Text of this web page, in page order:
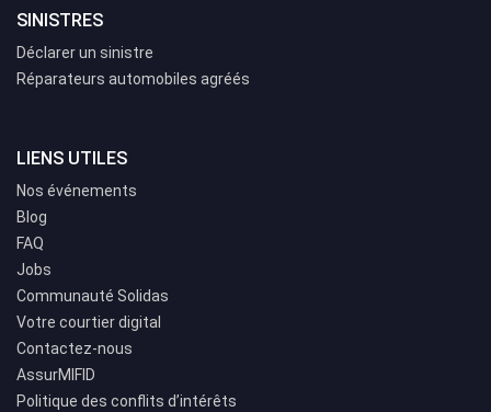
SINISTRES
Déclarer un sinistre
Réparateurs automobiles agréés
LIENS UTILES
Nos événements
Blog
FAQ
Jobs
Communauté Solidas
Votre courtier digital
Contactez-nous
AssurMIFID
Politique des conflits d’intérêts